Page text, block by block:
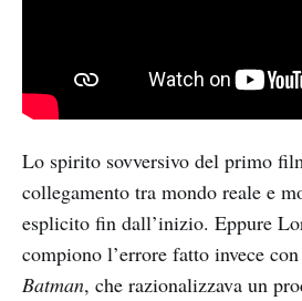
Lo spirito sovversivo del primo
collegamento tra mondo reale e
esplicito fin dall’inizio. Eppure
compiono l’errore fatto invece
Batman, che razionalizzava un